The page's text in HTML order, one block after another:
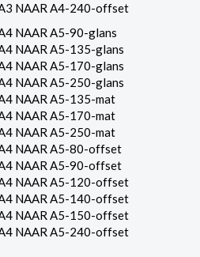
NAAR A4-240-offset
NAAR A5-90-glans
NAAR A5-135-glans
NAAR A5-170-glans
NAAR A5-250-glans
NAAR A5-135-mat
NAAR A5-170-mat
NAAR A5-250-mat
NAAR A5-80-offset
NAAR A5-90-offset
NAAR A5-120-offset
NAAR A5-140-offset
NAAR A5-150-offset
NAAR A5-240-offset